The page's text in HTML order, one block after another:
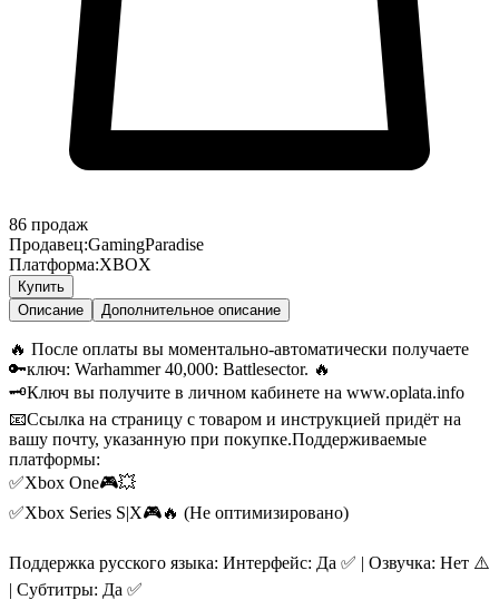
86 продаж
Продавец:GamingParadise
Платформа:XBOX
Купить
Описание
Дополнительное описание
🔥 После оплаты вы моментально-автоматически получаете
🔑ключ: Warhammer 40,000: Battlesector. 🔥
🗝️Ключ вы получите в личном кабинете на www.oplata.info
📧Ссылка на страницу с товаром и инструкцией придёт на
вашу почту, указанную при покупке.Поддерживаемые
платформы:
✅Xbox One🎮💥
✅Xbox Series S|X🎮🔥 (Не оптимизировано)
Поддержка русского языка: Интерфейс: Да ✅ | Озвучка: Нет ⚠️
| Субтитры: Да ✅